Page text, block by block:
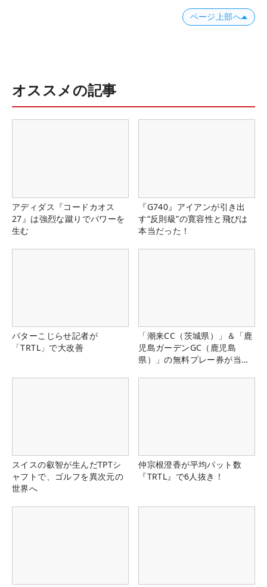
ページ上部へ
オススメの記事
アディダス『コードカオス
27』は強烈な蹴りでパワーを
生む
『G740』アイアンが引き出
す“反則級”の寛容性と飛びは
本当だった！
パターこじらせ記者が
「TRTL」で大改善
「潮来CC（茨城県）」＆「鹿
児島ガーデンGC（鹿児島
県）」の無料プレー券が当た
スイスの叡智が生んだTPTシ
ャフトで、ゴルフを異次元の
世界へ
仲宗根澄香が平均パット数
『TRTL』で6人抜き！